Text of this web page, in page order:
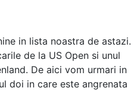
in lista noastra de astazi.
de la US Open si unul
De aici vom urmari in
doi in care este angrenata